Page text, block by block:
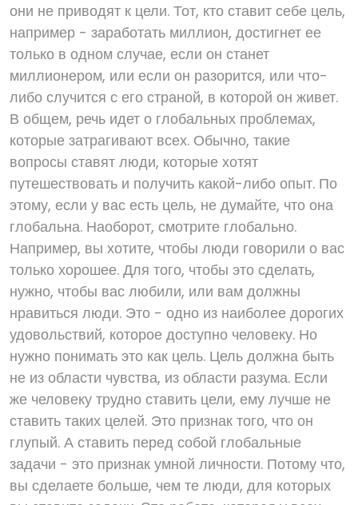
они не приводят к цели. Тот, кто ставит себе цель,
например - заработать миллион, достигнет ее
только в одном случае, если он станет
миллионером, или если он разорится, или что-
либо случится с его страной, в которой он живет.
В общем, речь идет о глобальных проблемах,
которые затрагивают всех. Обычно, такие
вопросы ставят люди, которые хотят
путешествовать и получить какой-либо опыт. По
этому, если у вас есть цель, не думайте, что она
глобальна. Наоборот, смотрите глобально.
Например, вы хотите, чтобы люди говорили о вас
только хорошее. Для того, чтобы это сделать,
нужно, чтобы вас любили, или вам должны
нравиться люди. Это - одно из наиболее дорогих
удовольствий, которое доступно человеку. Но
нужно понимать это как цель. Цель должна быть
не из области чувства, из области разума. Если
же человеку трудно ставить цели, ему лучше не
ставить таких целей. Это признак того, что он
глупый. А ставить перед собой глобальные
задачи - это признак умной личности. Потому что,
вы сделаете больше, чем те люди, для которых